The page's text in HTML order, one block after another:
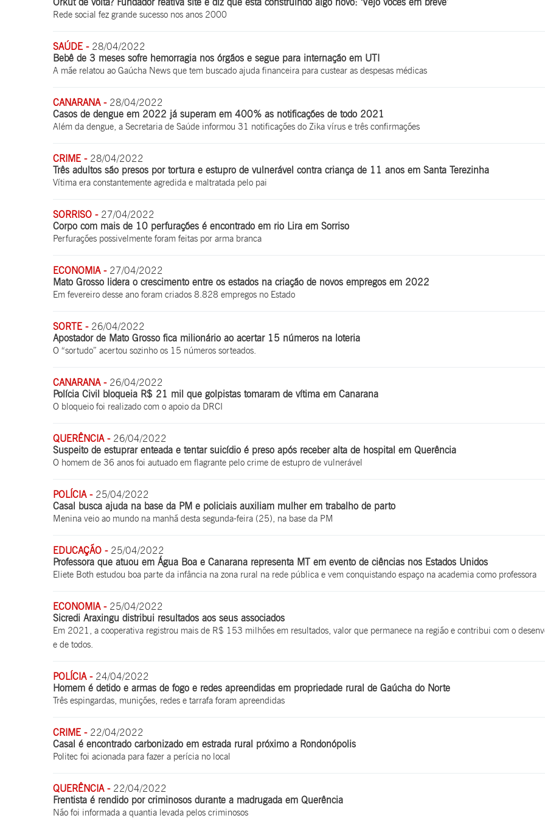
Rede social fez grande sucesso nos anos 2000
SAÚDE - 28/04/2022
Bebê de 3 meses sofre hemorragia nos órgãos e segue para internação em UTI
A mãe relatou ao Gaúcha News que tem buscado ajuda financeira para custear as despesas médicas
CANARANA - 28/04/2022
Casos de dengue em 2022 já superam em 400% as notificações de todo 2021
Além da dengue, a Secretaria de Saúde informou 31 notificações do Zika vírus e três confirmações
CRIME - 28/04/2022
Três adultos são presos por tortura e estupro de vulnerável contra criança de 11 anos em Santa Terezinha
Vítima era constantemente agredida e maltratada pelo pai
SORRISO - 27/04/2022
Corpo com mais de 10 perfurações é encontrado em rio Lira em Sorriso
Perfurações possivelmente foram feitas por arma branca
ECONOMIA - 27/04/2022
Mato Grosso lidera o crescimento entre os estados na criação de novos empregos em 2022
Em fevereiro desse ano foram criados 8.828 empregos no Estado
SORTE - 26/04/2022
Apostador de Mato Grosso fica milionário ao acertar 15 números na loteria
O “sortudo” acertou sozinho os 15 números sorteados.
CANARANA - 26/04/2022
Polícia Civil bloqueia R$ 21 mil que golpistas tomaram de vítima em Canarana
O bloqueio foi realizado com o apoio da DRCI
QUERÊNCIA - 26/04/2022
Suspeito de estuprar enteada e tentar suicídio é preso após receber alta de hospital em Querência
O homem de 36 anos foi autuado em flagrante pelo crime de estupro de vulnerável
POLÍCIA - 25/04/2022
Casal busca ajuda na base da PM e policiais auxiliam mulher em trabalho de parto
Menina veio ao mundo na manhã desta segunda-feira (25), na base da PM
EDUCAÇÃO - 25/04/2022
Professora que atuou em Água Boa e Canarana representa MT em evento de ciências nos Estados Unidos
Eliete Both estudou boa parte da infância na zona rural na rede pública e vem conquistando espaço na academia como professora
ECONOMIA - 25/04/2022
Sicredi Araxingu distribui resultados aos seus associados
Em 2021, a cooperativa registrou mais de R$ 153 milhões em resultados, valor que permanece na região e contribui com o
e de todos.
POLÍCIA - 24/04/2022
Homem é detido e armas de fogo e redes apreendidas em propriedade rural de Gaúcha do Norte
Três espingardas, munições, redes e tarrafa foram apreendidas
CRIME - 22/04/2022
Casal é encontrado carbonizado em estrada rural próximo a Rondonópolis
Politec foi acionada para fazer a perícia no local
QUERÊNCIA - 22/04/2022
Frentista é rendido por criminosos durante a madrugada em Querência
Não foi informada a quantia levada pelos criminosos